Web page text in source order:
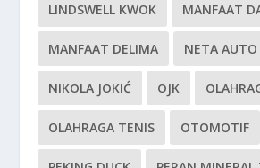
LINDSWELL KWOK MANFAAT
MANFAAT DELIMA NETA AUTO
NIKOLA JOKIĆ OJK
OLAHRAGA TENIS OTOMOTIF